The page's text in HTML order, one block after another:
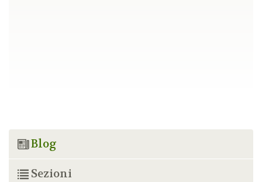
Blog
Sezioni